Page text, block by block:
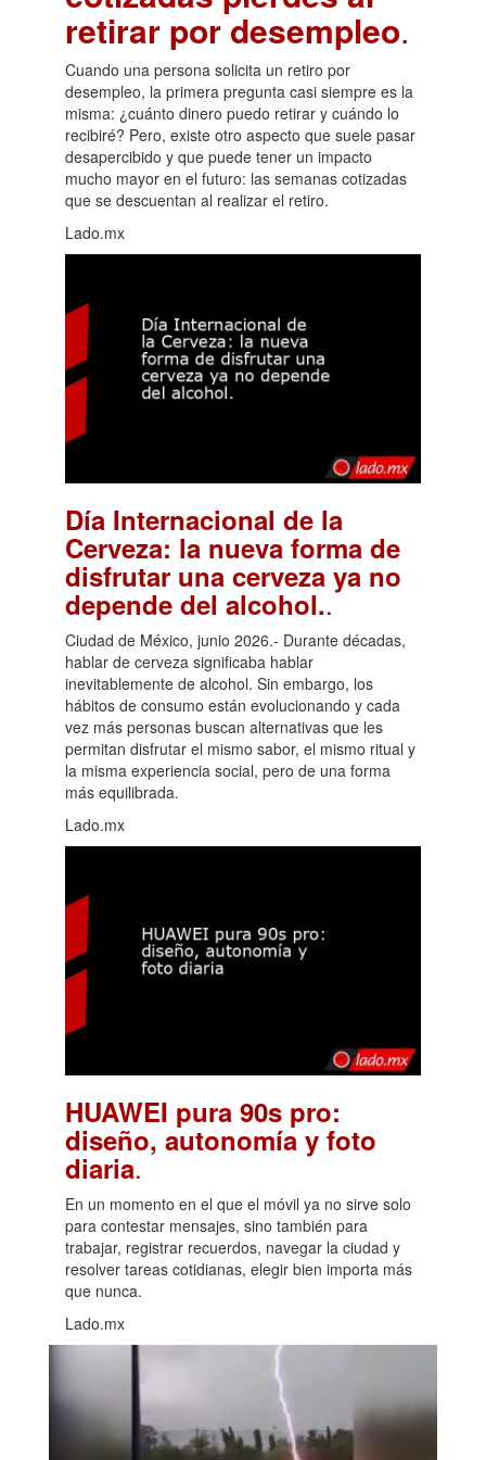
retirar por desempleo.
Cuando una persona solicita un retiro por
desempleo, la primera pregunta casi siempre es la
misma: ¿cuánto dinero puedo retirar y cuándo lo
recibiré? Pero, existe otro aspecto que suele pasar
desapercibido y que puede tener un impacto
mucho mayor en el futuro: las semanas cotizadas
que se descuentan al realizar el retiro.
Lado.mx
Día Internacional de la
Cerveza: la nueva forma de
disfrutar una cerveza ya no
depende del alcohol..
Ciudad de México, junio 2026.- Durante décadas,
hablar de cerveza significaba hablar
inevitablemente de alcohol. Sin embargo, los
hábitos de consumo están evolucionando y cada
vez más personas buscan alternativas que les
permitan disfrutar el mismo sabor, el mismo ritual y
la misma experiencia social, pero de una forma
más equilibrada.
Lado.mx
HUAWEI pura 90s pro:
diseño, autonomía y foto
diaria.
En un momento en el que el móvil ya no sirve solo
para contestar mensajes, sino también para
trabajar, registrar recuerdos, navegar la ciudad y
resolver tareas cotidianas, elegir bien importa más
que nunca.
Lado.mx